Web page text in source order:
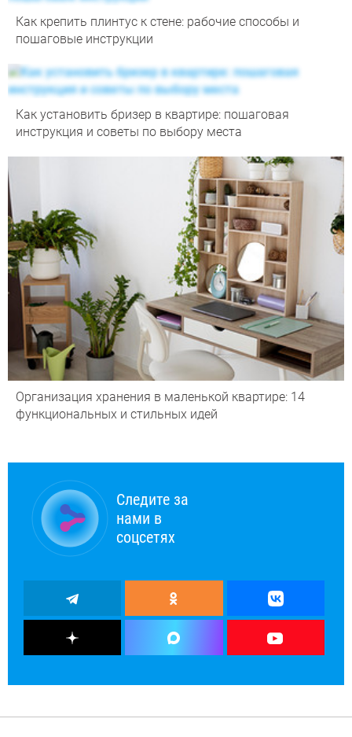
Как крепить плинтус к стене: рабочие способы и
пошаговые инструкции
Как установить бризер в квартире: пошаговая
инструкция и советы по выбору места
Организация хранения в маленькой квартире: 14
функциональных и стильных идей
Следите за
нами в
соцсетях